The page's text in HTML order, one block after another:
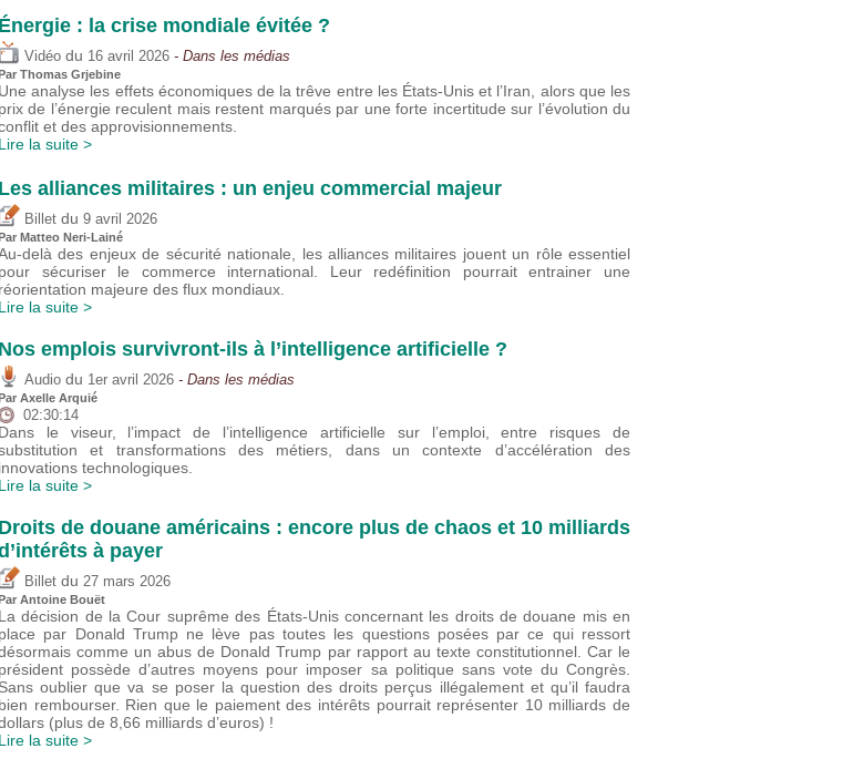
Énergie : la crise mondiale évitée ?
Vidéo du 16 avril 2026 - Dans les médias
Par Thomas Grjebine
Une analyse les effets économiques de la trêve entre les États-Unis et l’Iran, alors que les
prix de l’énergie reculent mais restent marqués par une forte incertitude sur l’évolution du
et des approvisionnements.
Lire la suite >
Les alliances militaires : un enjeu commercial majeur
Billet du 9 avril 2026
Par Matteo Neri-Lainé
delà des enjeux de sécurité nationale, les alliances militaires jouent un rôle essentiel
pour sécuriser le commerce international. Leur redéfinition pourrait entrainer une
réorientation majeure des flux mondiaux.
Lire la suite >
Nos emplois survivront-ils à l’intelligence artificielle ?
Audio du 1er avril 2026 - Dans les médias
Axelle Arquié
02:30:14
Dans le viseur, l’impact de l’intelligence artificielle sur l’emploi, entre risques de
et transformations des métiers, dans un contexte d’accélération des
innovations technologiques.
Lire la suite >
Droits de douane américains : encore plus de chaos et 10 milliards
à payer
Billet du 27 mars 2026
Antoine Bouët
La décision de la Cour suprême des États-Unis concernant les droits de douane mis en
place par Donald Trump ne lève pas toutes les questions posées par ce qui ressort
comme un abus de Donald Trump par rapport au texte constitutionnel. Car le
président possède d’autres moyens pour imposer sa politique sans vote du Congrès.
Sans oublier que va se poser la question des droits perçus illégalement et qu’il faudra
bien rembourser. Rien que le paiement des intérêts pourrait représenter 10 milliards de
(plus de 8,66 milliards d’euros) !
Lire la suite >